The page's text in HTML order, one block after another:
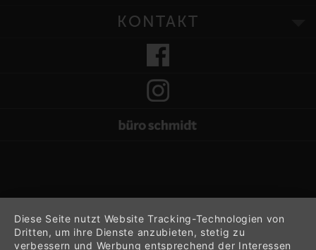
KONTAKT
Diese Seite nutzt Website Tracking-Technologien von
Dritten, um ihre Dienste anzubieten, stetig zu
verbessern und Werbung entsprechend der Interessen